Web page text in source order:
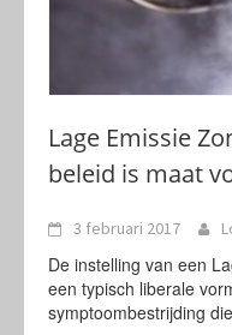
Lage Emissie
beleid is maat
3 februari 2017
De instelling van een
een typisch liberale
symptoombestrijding